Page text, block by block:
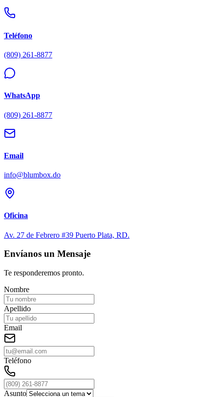
Teléfono
(809) 261-8877
WhatsApp
(809) 261-8877
Email
info@blumbox.do
Oficina
Av. 27 de Febrero #39 Puerto Plata, RD.
Envíanos un Mensaje
Te responderemos pronto.
Nombre
Apellido
Email
Teléfono
Asunto